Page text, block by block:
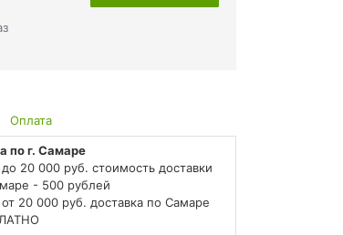
Оплата
по г. Самаре
до 20 000 руб. стоимость доставки
- 500 рублей
от 20 000 руб. доставка по Самаре